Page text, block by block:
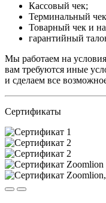
Кассовый чек;
Терминальный
Товарный чек и
гарантийный
Мы работаем на
вам требуются иные
и сделаем все
Сертификаты